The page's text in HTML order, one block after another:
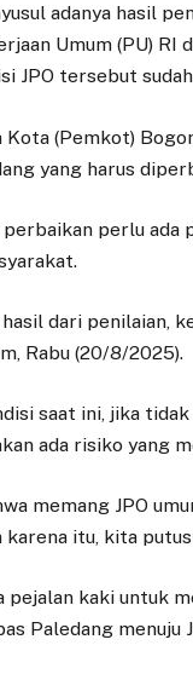
adanya hasil
Umum (PU)
JPO tersebut
(Pemkot)
yang harus
perbaikan perlu
dari penilaian,
Rabu (20/8/2025).
saat ini, jika
ada risiko yang
memang JPO
karena itu, kita
pejalan kaki untuk
Paledang menuju